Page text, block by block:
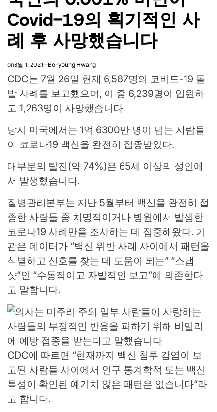
Covid-19의 획기적인 사
례 후 사망했습니다
on8월 1, 2021 Bo-young Hwang
CDC는 7월 26일 현재 6,587명의 코비드-19 돌
발 사례를 보고했으며, 이 중 6,239명이 입원하
고 1,263명이 사망했습니다.
당시 미국에서는 1억 6300만 명이 넘는 사람들
이 코로나19 백신을 완전히 접종받았다.
대부분의 탈진(약 74%)은 65세 이상의 성인에
서 발생했습니다.
질병관리본부는 지난 5월부터 백신을 완전히 접
종한 사람들 중 치명적이거나 병원에서 발생한
코로나19 사례만을 조사하는 데 집중해왔다. 기
관은 데이터가 “백신 위반 사례 사이에서 패턴을
식별하고 신호를 찾는 데 도움이 되는” “스냅
샷”인 “수동적이고 자발적인 보고”에 의존한다
고 말합니다.
CDC에 따르면 “현재까지 백신 침투 감염이 보
고된 사람들 사이에서 인구 통계학적 또는 백신
특성이 확인된 예기치 않은 패턴은 없습니다”라
고 합니다.